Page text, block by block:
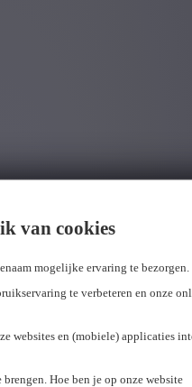
van cookies
mogelijke ervaring te bezorgen.
te verbeteren en onze
websites en (mobiele) applicaties
Hoe ben je op onze website